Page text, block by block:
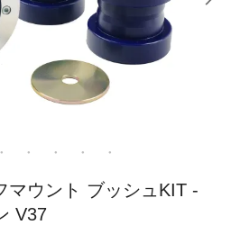
マウント ブッシュKIT -
V37